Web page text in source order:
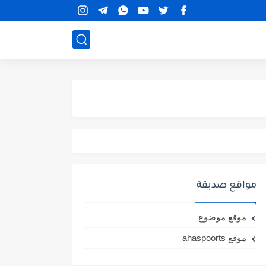
مواقع صديقة
موقع موضوع
موقع ahaspoorts